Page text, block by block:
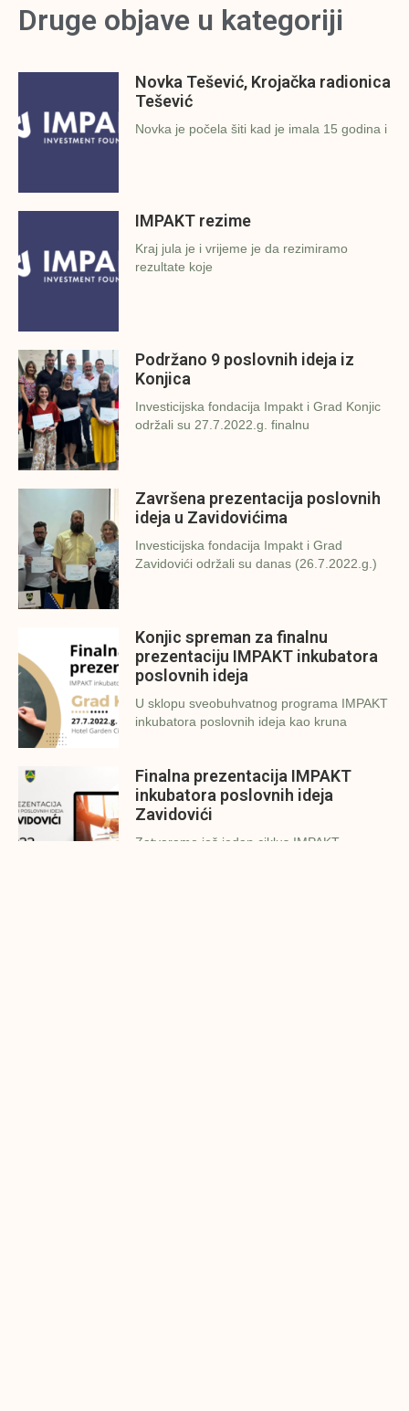
Druge objave u kategoriji
Novka Tešević, Krojačka radionica
Tešević
Novka je počela šiti kad je imala 15 godina i
IMPAKT rezime
Kraj jula je i vrijeme je da rezimiramo
rezultate koje
Podržano 9 poslovnih ideja iz
Konjica
Investicijska fondacija Impakt i Grad Konjic
održali su 27.7.2022.g. finalnu
Završena prezentacija poslovnih
ideja u Zavidovićima
Investicijska fondacija Impakt i Grad
Zavidovići održali su danas (26.7.2022.g.)
Konjic spreman za finalnu
prezentaciju IMPAKT inkubatora
poslovnih ideja
U sklopu sveobuhvatnog programa IMPAKT
inkubatora poslovnih ideja kao kruna
Finalna prezentacija IMPAKT
inkubatora poslovnih ideja
Zavidovići
Zatvaramo još jedan ciklus IMPAKT